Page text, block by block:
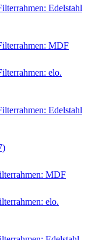
Edelstahl
MDF
elo.
Edelstahl
MDF
elo.